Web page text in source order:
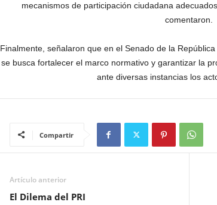
mecanismos de participación ciudadana
comentaron.
Finalmente, señalaron que en el Senado de la
se busca fortalecer el marco normativo y garantizar la
ante diversas instancias los
Compartir
Artículo anterior
El Dilema del PRI